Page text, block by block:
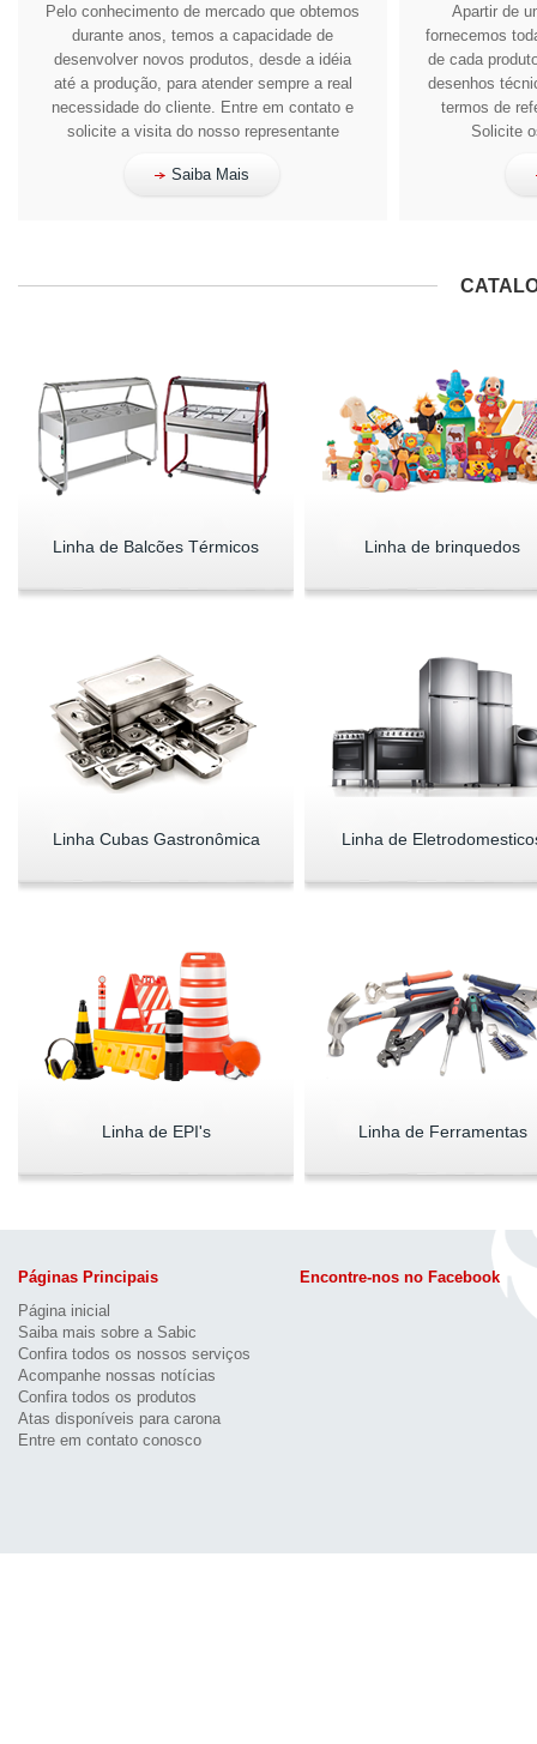
Pelo conhecimento de mercado que obtemos
durante anos, temos a capacidade de
desenvolver novos produtos, desde a idéia
até a produção, para atender sempre a real
necessidade do cliente. Entre em contato e
solicite a visita do nosso representante
Saiba Mais
Apartir de
fornecemos
de cada
desenhos
termos de
Solicite
Linha de Balcões Térmicos Linha de brinquedos
Linha Cubas Gastronômica Linha de
Linha de EPI's Linha de Ferramentas
Páginas Principais
Página inicial
Saiba mais sobre a Sabic
Confira todos os nossos serviços
Acompanhe nossas notícias
Confira todos os produtos
Atas disponíveis para carona
Entre em contato conosco
Encontre-nos no Facebook